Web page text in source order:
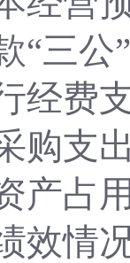
“三公
经费
购支
产占
效情